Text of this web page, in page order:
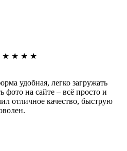
★ ★ ★ ★
удобная, легко загружать
фото на сайте – всё просто и
отличное качество, быструю